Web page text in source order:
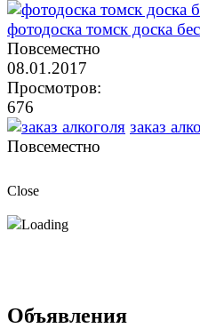
фотодоска томск доска
Повсеместно
08.01.2017
Просмотров:
676
заказ
Повсеместно
Close
Loading
Объявления